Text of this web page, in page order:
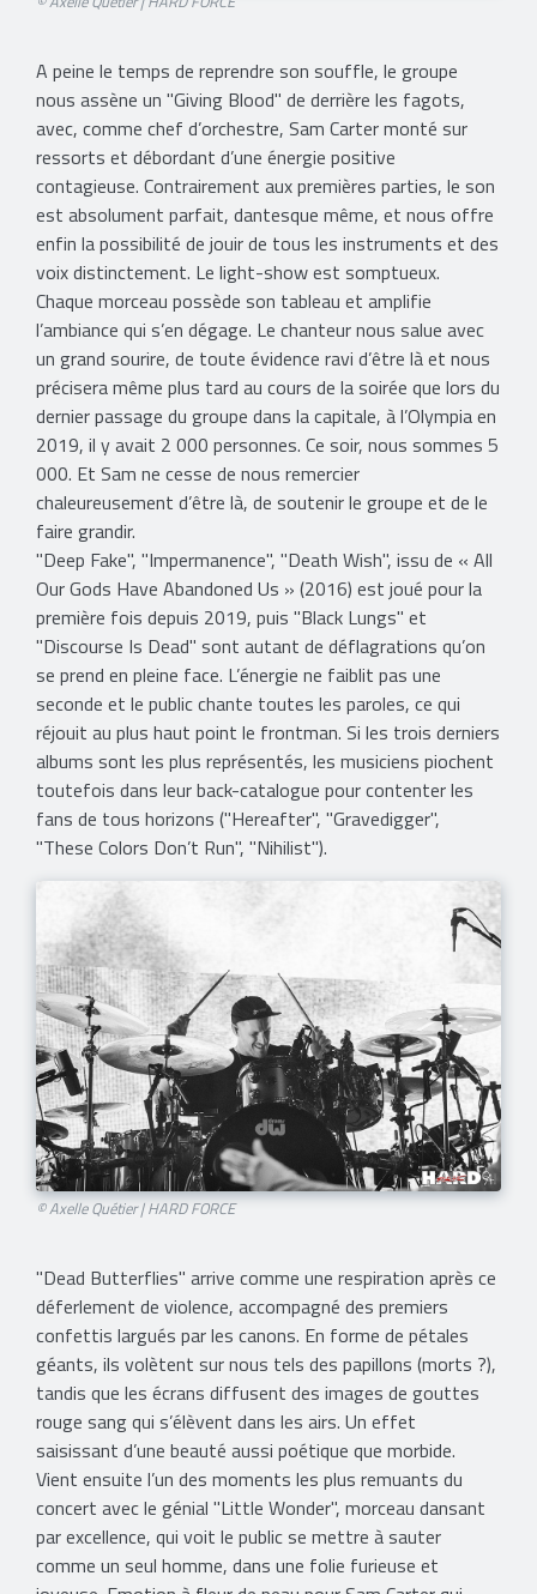
A peine le temps de reprendre son souffle, le groupe
nous assène un "Giving Blood" de derrière les fagots,
avec, comme chef d’orchestre, Sam Carter monté sur
ressorts et débordant d’une énergie positive
contagieuse. Contrairement aux premières parties, le son
est absolument parfait, dantesque même, et nous offre
enfin la possibilité de jouir de tous les instruments et des
voix distinctement. Le light-show est somptueux.
Chaque morceau possède son tableau et amplifie
l’ambiance qui s’en dégage. Le chanteur nous salue avec
un grand sourire, de toute évidence ravi d’être là et nous
précisera même plus tard au cours de la soirée que lors du
dernier passage du groupe dans la capitale, à l’Olympia en
2019, il y avait 2 000 personnes. Ce soir, nous sommes 5
000. Et Sam ne cesse de nous remercier
chaleureusement d’être là, de soutenir le groupe et de le
faire grandir.
"Deep Fake", "Impermanence", "Death Wish", issu de « All
Our Gods Have Abandoned Us » (2016) est joué pour la
première fois depuis 2019, puis "Black Lungs" et
"Discourse Is Dead" sont autant de déflagrations qu’on
se prend en pleine face. L’énergie ne faiblit pas une
seconde et le public chante toutes les paroles, ce qui
réjouit au plus haut point le frontman. Si les trois derniers
albums sont les plus représentés, les musiciens piochent
toutefois dans leur back-catalogue pour contenter les
fans de tous horizons ("Hereafter", "Gravedigger",
"These Colors Don’t Run", "Nihilist").
© Axelle Quétier | HARD FORCE
"Dead Butterflies" arrive comme une respiration après ce
déferlement de violence, accompagné des premiers
confettis largués par les canons. En forme de pétales
géants, ils volètent sur nous tels des papillons (morts ?),
tandis que les écrans diffusent des images de gouttes
rouge sang qui s’élèvent dans les airs. Un effet
saisissant d’une beauté aussi poétique que morbide.
Vient ensuite l’un des moments les plus remuants du
concert avec le génial "Little Wonder", morceau dansant
par excellence, qui voit le public se mettre à sauter
comme un seul homme, dans une folie furieuse et